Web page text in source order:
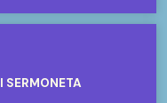
SERMONETA